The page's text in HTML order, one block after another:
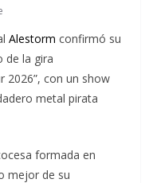
Alestorm confirmó su
de la gira
2026”, con un show
metal pirata
formada en
mejor de su